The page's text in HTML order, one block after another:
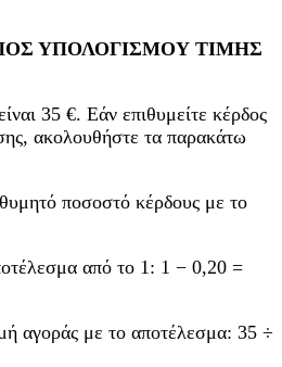
ΥΠΟΛΟΓΙΣΜΟΥ ΤΙΜΗΣ
35 €. Εάν επιθυμείτε κέρδος
ακολουθήστε τα παρακάτω
ποσοστό κέρδους με το
από το 1: 1 − 0,20 =
αγοράς με το αποτέλεσμα: 35 ÷